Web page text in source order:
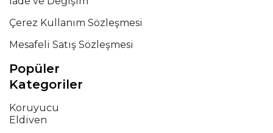
Çerez Kullanım Sözleşmesi
Mesafeli Satış Sözleşmesi
Popüler
Kategoriler
Koruyucu
Eldiven